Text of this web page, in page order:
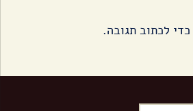
כדי לכתוב תגובה.